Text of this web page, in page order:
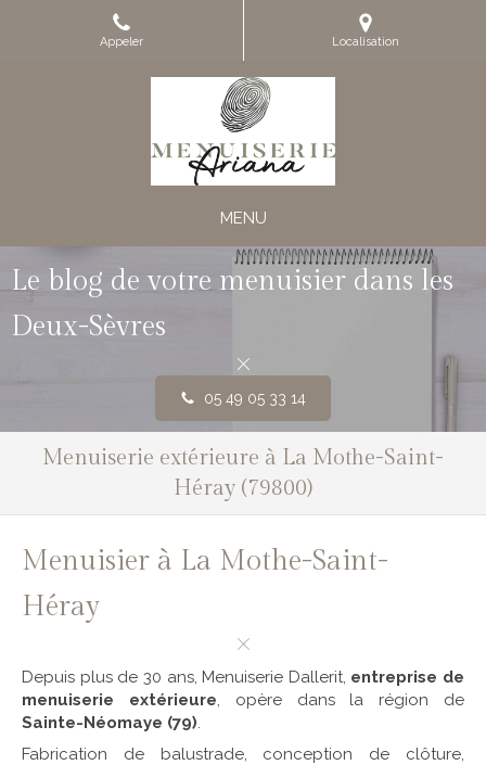
Appeler Localisation
MENU
Le blog de votre menuisier dans les
Deux-Sèvres
05 49 05 33 14
Menuiserie extérieure à La Mothe-Saint-
Héray (79800)
Menuisier à La Mothe-Saint-
Héray
Depuis plus de 30 ans, Menuiserie Dallerit, entreprise de
menuiserie extérieure, opère dans la région de
Sainte-Néomaye (79).
Fabrication de balustrade, conception de clôture,